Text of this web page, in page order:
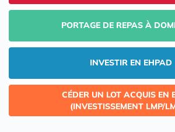
PORTAGE DE REPAS À
INVESTIR EN EHPAD
CÉDER UN LOT ACQUIS EN
(INVESTISSEMENT LMP/